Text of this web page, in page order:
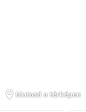
Mutasd a térképen